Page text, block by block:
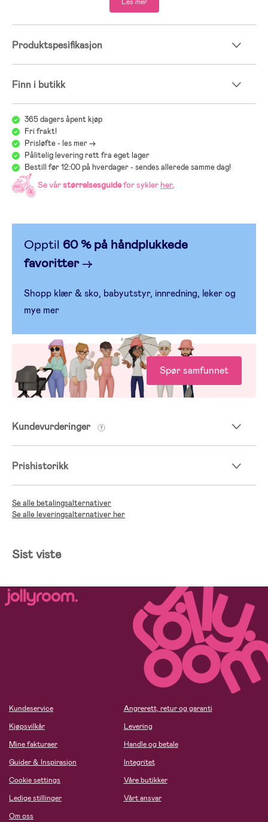
Produktspesifikasjon
Finn i butikk
365 dagers åpent kjøp
Fri frakt!
Prisløfte - les mer ->
Pålitelig levering rett fra eget lager
Bestill før 12:00 på hverdager - sendes allerede samme dag!
Se vårstørrelsesguidefor sykler her.
Opptil 60 % på håndplukkede
favoritter→
Shopp klær & sko, babyutstyr, innredning, leker og
mye mer
Spør samfunnet
Kundevurderinger
Prishistorikk
Se alle betalingsalternativer
Se alle leveringsalternativer her
Sist viste
Kundeservice
Kjøpsvilkår
Mine fakturaer
Guider & Inspirasjon
Cookie settings
Ledige stillinger
Om oss
Angrerett, retur og garanti
Levering
Handle og betale
Integritet
Våre butikker
Vårt ansvar